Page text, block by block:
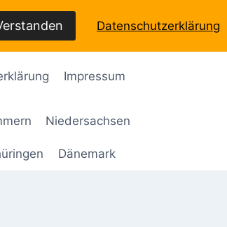
Impressum
Niedersachsen
Dänemark
Datenschutzerklärung